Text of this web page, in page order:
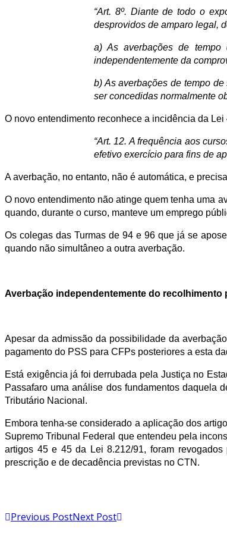
“Art. 8º. Diante de todo o
desprovidos de amparo legal,
a) As averbações de tempo
independentemente da
b) As averbações de tempo
ser concedidas normalmente
O novo entendimento reconhece a incidência da
“Art. 12. A frequência aos
efetivo exercício para fins de
A averbação, no entanto, não é automática, e
O novo entendimento não atinge quem tenha uma
quando, durante o curso, manteve um emprego
Os colegas das Turmas de 94 e 96 que já se
quando não simultâneo a outra averbação.
Averbação independentemente do recolhimento
Apesar da admissão da possibilidade da
pagamento do PSS para CFPs posteriores a esta
Está exigência já foi derrubada pela Justiça no
Passafaro uma análise dos fundamentos daquela
Tributário Nacional.
Embora tenha-se considerado a aplicação dos
Supremo Tribunal Federal que entendeu pela
artigos 45 e 45 da Lei 8.212/91, foram
prescrição e de decadência previstas no CTN.
Previous PostNext Post